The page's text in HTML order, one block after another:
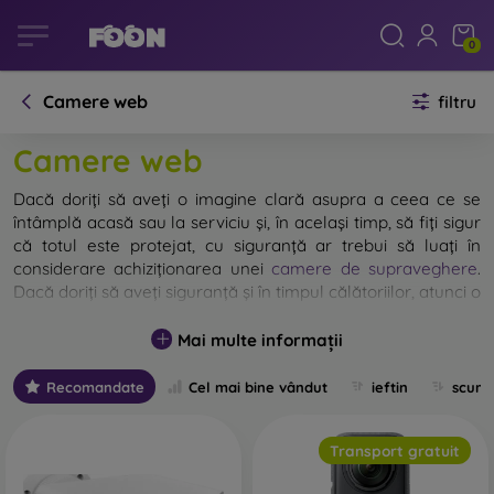
0
Camere web filtru
Camere web
Dacă doriți să aveți o imagine clară asupra a ceea ce se
întâmplă acasă sau la serviciu și, în același timp, să fiți sigur
că totul este protejat, cu siguranță ar trebui să luați în
considerare achiziționarea unei camere de supraveghere.
Dacă doriți să aveți siguranță și în timpul călătoriilor, atunci o
un accident rutier sau comportamentul inadecvat al altor
exemplu, și pentru poliție.
Camerele de rețea, numite și camere IP, sunt utilizate în
principal pentru supravegherea bunurilor dumneavoastră.
Mai multe informații
Recomandate Cel mai bine vândut ieftin
Transport gratuit